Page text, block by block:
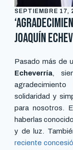
SEPTIEMBRE 17,
Joaquín
Pasado más de
Echeverría ,
solidaridad y
para nosotros.
haberlas
y de luz.
reciente